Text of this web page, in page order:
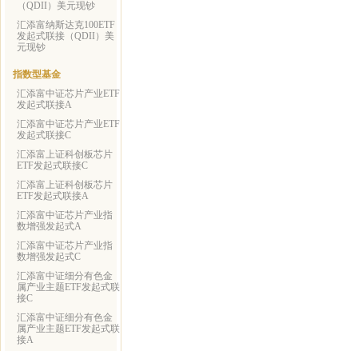
（QDII）美元现钞
汇添富纳斯达克100ETF
发起式联接（QDII）美
元现钞
指数型基金
汇添富中证芯片产业ETF
发起式联接A
汇添富中证芯片产业ETF
发起式联接C
汇添富上证科创板芯片
ETF发起式联接C
汇添富上证科创板芯片
ETF发起式联接A
汇添富中证芯片产业指
数增强发起式A
汇添富中证芯片产业指
数增强发起式C
汇添富中证细分有色金
属产业主题ETF发起式联
接C
汇添富中证细分有色金
属产业主题ETF发起式联
接A